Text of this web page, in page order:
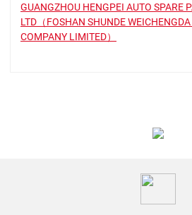
GUANGZHOU HENGPEI AUTO SPARE
LTD（FOSHAN SHUNDE
COMPANY LIMITED）